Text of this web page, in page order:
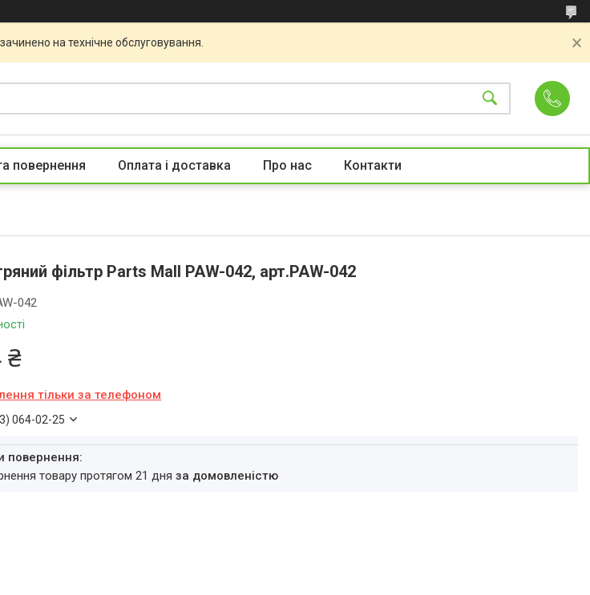
на технічне обслуговування.
повернення Оплата і доставка Про нас Контакти
фільтр Parts Mall PAW-042, арт.PAW-042
042
₴
тільки за телефоном
064-02-25
товару протягом 21 дняза домовленістю